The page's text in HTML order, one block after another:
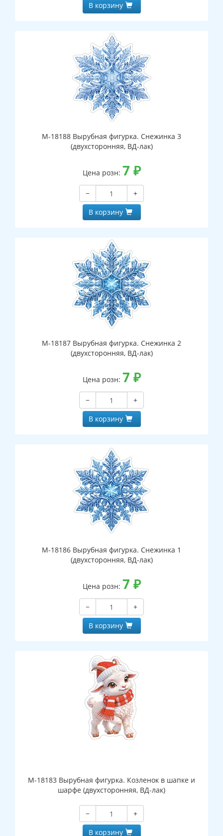
В корзину
М-18188 Вырубная фигурка. Снежинка 3
(двухсторонняя, ВД-лак)
Цена розн: 7 ₽
−
+
В корзину
М-18187 Вырубная фигурка. Снежинка 2
(двухсторонняя, ВД-лак)
Цена розн: 7 ₽
−
+
В корзину
М-18186 Вырубная фигурка. Снежинка 1
(двухсторонняя, ВД-лак)
Цена розн: 7 ₽
−
+
В корзину
М-18183 Вырубная фигурка. Козленок в шапке и
шарфе (двухсторонняя, ВД-лак)
−
+
В корзину